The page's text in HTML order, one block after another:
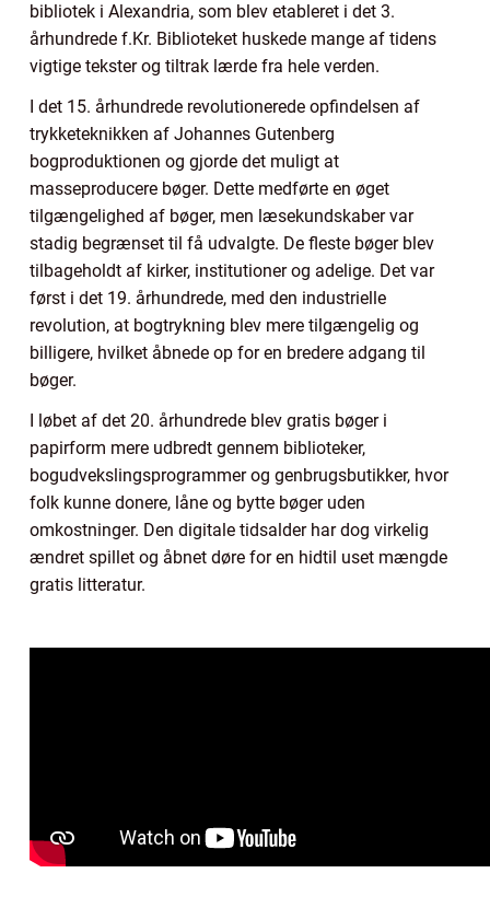
bibliotek i Alexandria, som blev etableret i det 3.
århundrede f.Kr. Biblioteket huskede mange af tidens
vigtige tekster og tiltrak lærde fra hele verden.
I det 15. århundrede revolutionerede opfindelsen af
trykketeknikken af Johannes Gutenberg
bogproduktionen og gjorde det muligt at
masseproducere bøger. Dette medførte en øget
tilgængelighed af bøger, men læsekundskaber var
stadig begrænset til få udvalgte. De fleste bøger blev
tilbageholdt af kirker, institutioner og adelige. Det var
først i det 19. århundrede, med den industrielle
revolution, at bogtrykning blev mere tilgængelig og
billigere, hvilket åbnede op for en bredere adgang til
bøger.
I løbet af det 20. århundrede blev gratis bøger i
papirform mere udbredt gennem biblioteker,
bogudvekslingsprogrammer og genbrugsbutikker, hvor
folk kunne donere, låne og bytte bøger uden
omkostninger. Den digitale tidsalder har dog virkelig
ændret spillet og åbnet døre for en hidtil uset mængde
gratis litteratur.